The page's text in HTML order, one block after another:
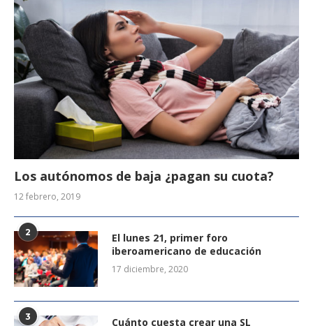
Los autónomos de baja ¿pagan su cuota?
12 febrero, 2019
2
El lunes 21, primer foro
iberoamericano de educación
17 diciembre, 2020
3 Cuánto cuesta crear una SL